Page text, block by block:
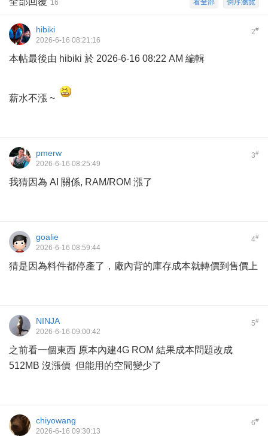
倒序瀏覽
看全部
16
2#
hibiki
2026-6-16 08:21:16
本帖最後由 hibiki 於 2026-6-16 08:22 AM 編輯
薪水不漲 ~
3#
pmerw
2026-6-16 08:25:49
我猜因為 AI 關係, RAM/ROM 漲了
4#
goalie
2026-6-16 08:59:44
猜是因為料件都停產了，廠內背的庫存成本就轉價到售價上
5#
NINJA
2026-6-16 09:00:42
之前看一個東西 原本內建4G ROM 結果成本問題改成
512MB 沒漲價 但能用的空間變少了
6#
chiyowang
2026-6-16 09:30:13